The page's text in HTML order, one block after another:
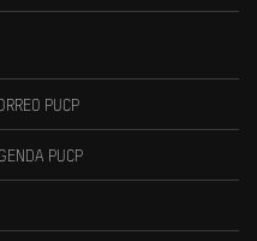
PUCP
PUCP